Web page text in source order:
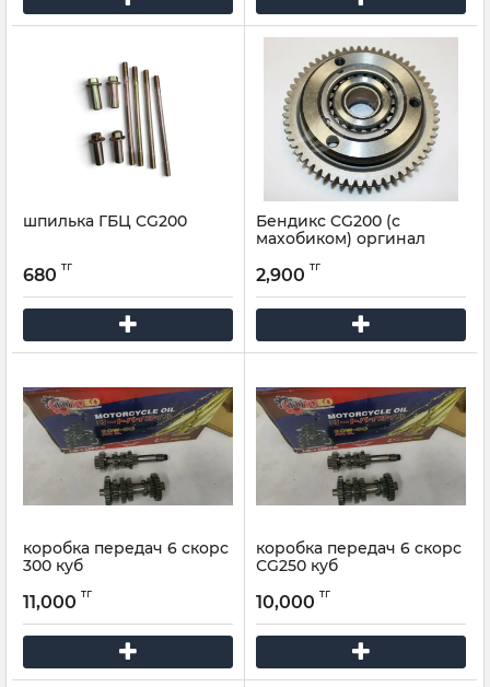
шпилька ГБЦ CG200
680 тг
Бендикс CG200 (с
махобиком) оргинал
2,900 тг
коробка передач 6 скорс
300 куб
11,000 тг
коробка передач 6 скорс
СG250 куб
10,000 тг